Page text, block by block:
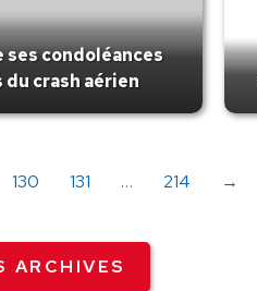
ses condoléances
crash aérien
130 131 … 214 →
ARCHIVES